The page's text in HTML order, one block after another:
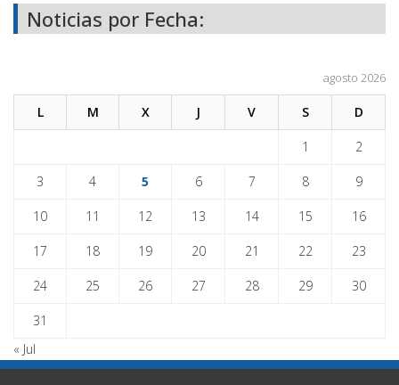
Noticias por Fecha:
agosto 2026
L M X J V S D
1 2
3 4 5 6 7 8 9
10 11 12 13 14 15 16
17 18 19 20 21 22 23
24 25 26 27 28 29 30
31
« Jul